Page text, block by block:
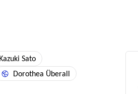
Kazuki Sato
Dorothea Überall